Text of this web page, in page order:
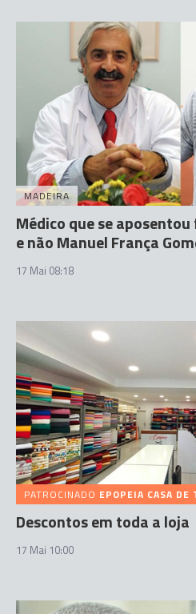
MADEIRA
Médico que se
e não Manuel França
17 Mai 08:18
PATROCINADO EPOPEIA CASA DE
Descontos em toda a loja
17 Mai 10:00